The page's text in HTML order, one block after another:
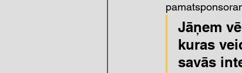
Jāņem
kuras
savās